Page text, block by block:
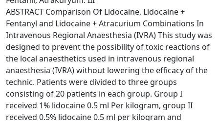
ABSTRACT Comparison Of Lidocaine, Lidocaine +
Fentanyl and Lidocaine + Atracurium Combinations In
Intravenous Regional Anaesthesia (IVRA) This study was
designed to prevent the possibility of toxic reactions of
the local anaesthetics used in intravenous regional
anaesthesia (IVRA) without lowering the efficacy of the
technic. Patients were divided to three groups
consisting of 20 patients in each group. Group I
received 1% lidocaine 0.5 ml Per kilogram, group II
received 0.5% lidocaine 0.5 ml per kilogram and